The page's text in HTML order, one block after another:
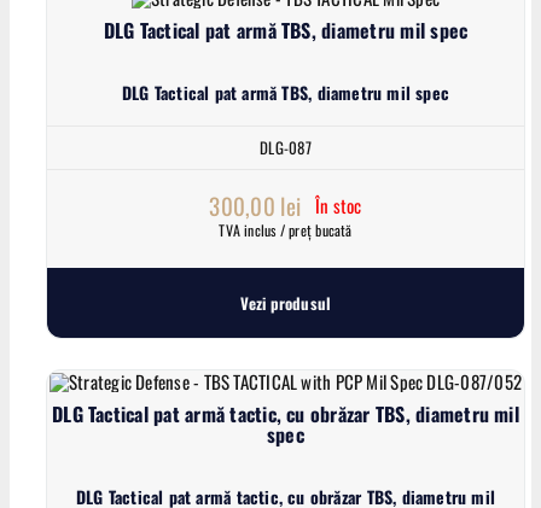
DLG Tactical pat armă TBS, diametru mil spec
DLG Tactical pat armă TBS, diametru mil spec
DLG-087
300,00 lei În stoc
TVA inclus / preț bucată
Vezi produsul
DLG Tactical pat armă tactic, cu obrăzar TBS, diametru mil
spec
DLG Tactical pat armă tactic, cu obrăzar TBS, diametru mil